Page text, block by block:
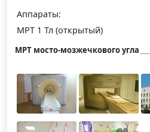
Аппараты:
МРТ 1 Тл (открытый)
МРТ мосто-мозжечкового угла